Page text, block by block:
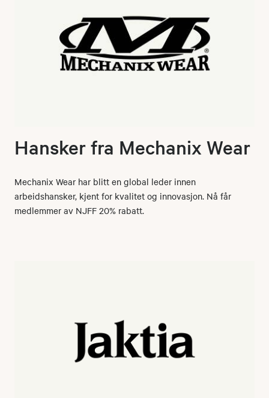
Hansker fra Mechanix Wear
Mechanix Wear har blitt en global leder innen
arbeidshansker, kjent for kvalitet og innovasjon. Nå får
medlemmer av NJFF 20% rabatt.